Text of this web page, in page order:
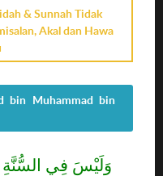
& Sunnah Tidak
Akal dan Hawa
bin Muhammad bin
وَلَيْسَ فِي السُّنَّةِ